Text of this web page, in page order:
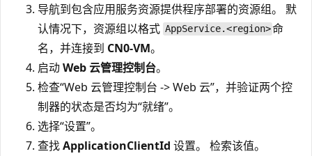
导航到包含应用服务资源提供程序部署的资源组。 默
认情况下，资源组以格式 AppService.<region>命
名，并连接到 CN0-VM。
启动Web 云管理控制台。
检查“Web 云管理控制台 -> Web 云”，并验证两个控
制器的状态是否均为“就绪”。
选择“设置”。
查找ApplicationClientId 设置。 检索该值。